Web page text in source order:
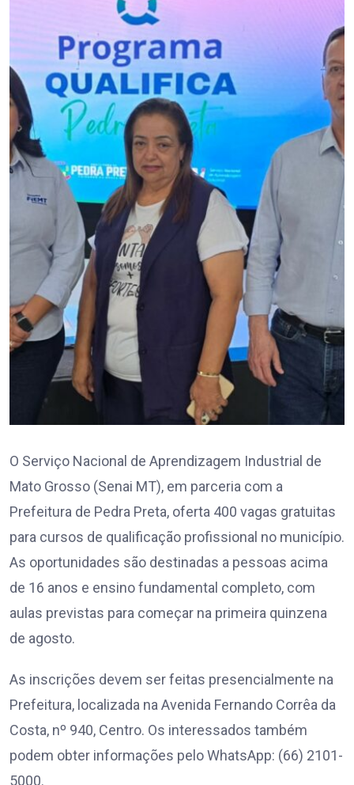
O Serviço Nacional de Aprendizagem Industrial de
Mato Grosso (Senai MT), em parceria com a
Prefeitura de Pedra Preta, oferta 400 vagas gratuitas
para cursos de qualificação profissional no município.
As oportunidades são destinadas a pessoas acima
de 16 anos e ensino fundamental completo, com
aulas previstas para começar na primeira quinzena
de agosto.
As inscrições devem ser feitas presencialmente na
Prefeitura, localizada na Avenida Fernando Corrêa da
Costa, nº 940, Centro. Os interessados também
podem obter informações pelo WhatsApp: (66) 2101-
5000.